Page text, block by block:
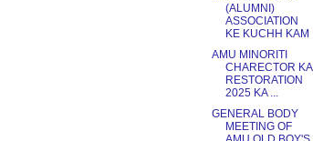
(ALUMNI)
ASSOCIATION
KE KUCHH KAM
AMU MINORITI
CHARECTOR KA
RESTORATION
2025 KA ...
GENERAL BODY
MEETING OF